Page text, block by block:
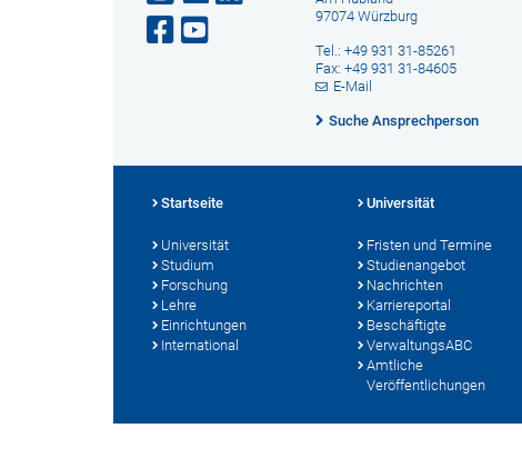
97074 Würzburg
Tel.: +49 931 31-85261
Fax: +49 931 31-84605
E-Mail
Suche Ansprechperson
Startseite
Universität
Studium
Forschung
Lehre
Einrichtungen
International
Universität
Fristen und Termine
Studienangebot
Nachrichten
Karriereportal
Beschäftigte
VerwaltungsABC
Amtliche
Veröffentlichungen